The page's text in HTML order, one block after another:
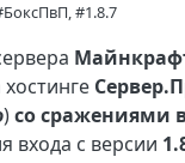
#1.8.7
хостинге
)со сражениями
входа с версии